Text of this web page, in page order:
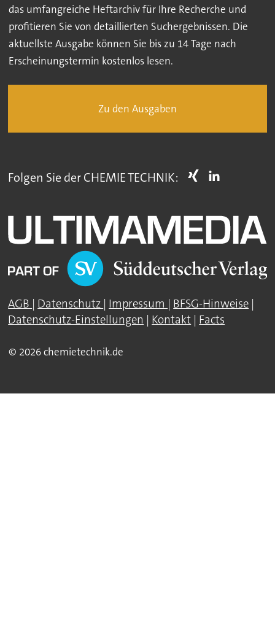
das umfangreiche Heftarchiv für Ihre Recherche und
profitieren Sie von detaillierten Suchergebnissen. Die
aktuellste Ausgabe können Sie bis zu 14 Tage nach
Erscheinungstermin kostenlos lesen.
Zu den Ausgaben
Folgen Sie der CHEMIE TECHNIK:
AGB | Datenschutz | Impressum | BFSG-Hinweise |
Datenschutz-Einstellungen | Kontakt | Facts
© 2026 chemietechnik.de